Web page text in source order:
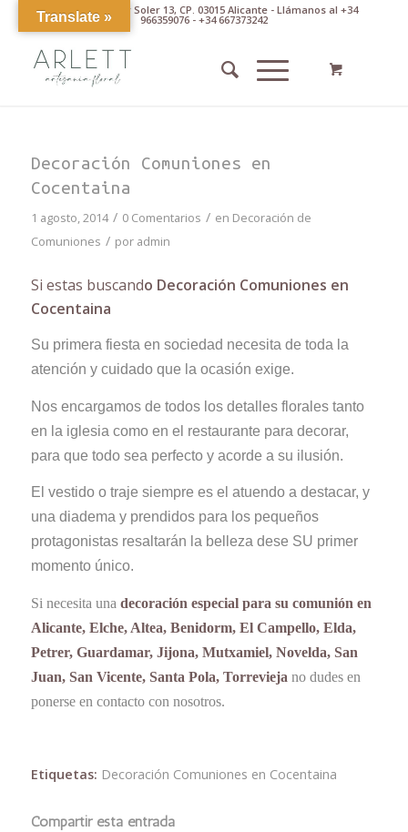
Av. Pintor Xavier Soler 13, CP. 03015 Alicante - Llámanos al +34
966359076 - +34 667373242
Decoración Comuniones en
Cocentaina
1 agosto, 2014 / 0 Comentarios / en Decoración de
Comuniones / por admin
Si estas buscando Decoración Comuniones en
Cocentaina
Su primera fiesta en sociedad necesita de toda la
atención y cuidado que la ocasión exige.
Nos encargamos de todos los detalles florales tanto
en la iglesia como en el restaurante para decorar,
para que todo sea perfecto y acorde a su ilusión.
El vestido o traje siempre es el atuendo a destacar, y
una diadema y prendidos para los pequeños
protagonistas resaltarán la belleza dese SU primer
momento único.
Si necesita una decoración especial para su comunión en
Alicante, Elche, Altea, Benidorm, El Campello, Elda,
Petrer, Guardamar, Jijona, Mutxamiel, Novelda, San
Juan, San Vicente, Santa Pola, Torrevieja no dudes en
ponerse en contacto con nosotros.
Etiquetas: Decoración Comuniones en Cocentaina
Compartir esta entrada
Translate »